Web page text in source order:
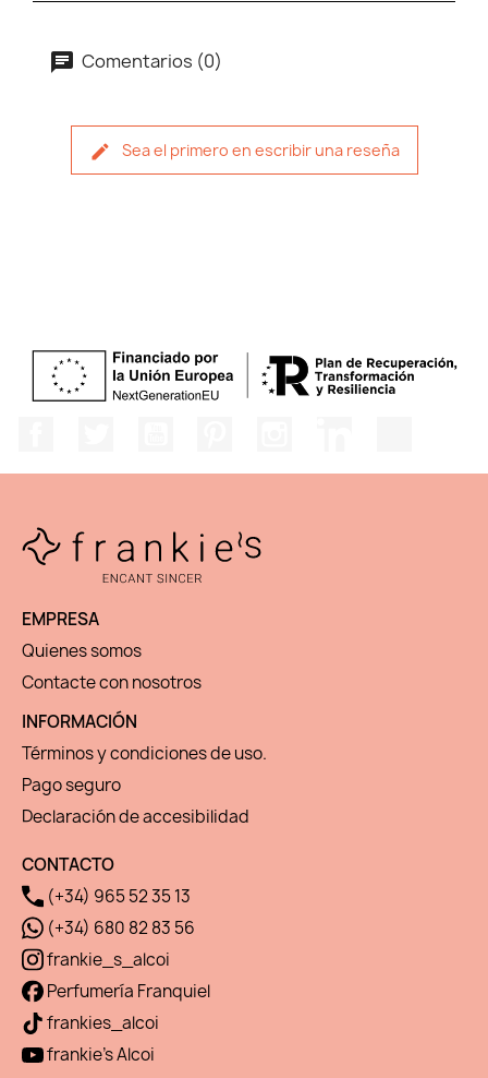
Comentarios (0)
Sea el primero en escribir una reseña
EMPRESA
Quienes somos
Contacte con nosotros
INFORMACIÓN
Términos y condiciones de uso.
Pago seguro
Declaración de accesibilidad
CONTACTO
(+34) 965 52 35 13
(+34) 680 82 83 56
frankie_s_alcoi
Perfumería Franquiel
frankies_alcoi
frankie's Alcoi